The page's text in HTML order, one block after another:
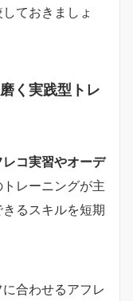
ておきましょ
く実践型トレ
レコ実習やオーデ
レーニングが主
るスキルを短期
合わせるアフレ